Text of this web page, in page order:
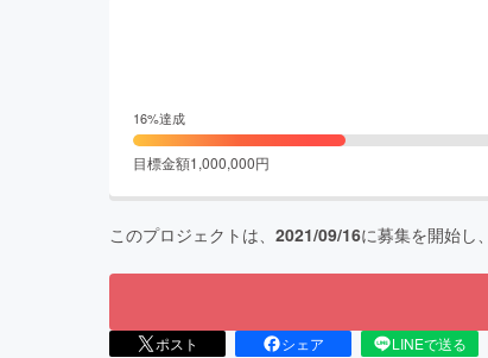
16%達成
目標金額1,000,000円
このプロジェクトは、 2021/09/16に募集を開始し、
ポスト シェア LINEで送る